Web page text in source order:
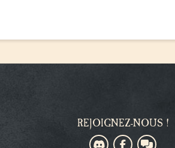
REJOIGNEZ-NOUS !